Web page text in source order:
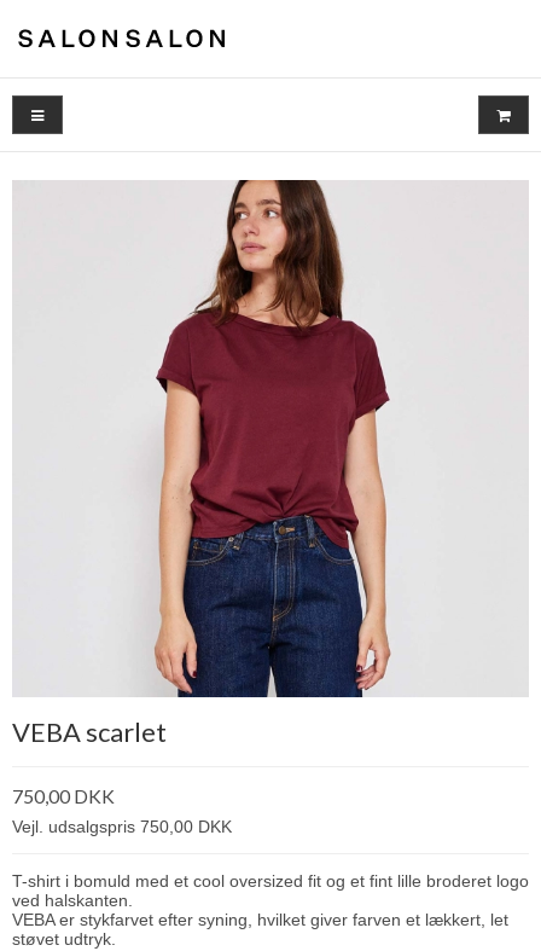
VEBA scarlet
750,00 DKK
Vejl. udsalgspris 750,00 DKK
T-shirt i bomuld med et cool oversized fit og et fint lille broderet logo
ved halskanten.
VEBA er stykfarvet efter syning, hvilket giver farven et lækkert, let
støvet udtryk.